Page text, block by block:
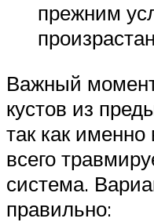
прежним
Важный
кустов из
так как
всего
система.
правильно: